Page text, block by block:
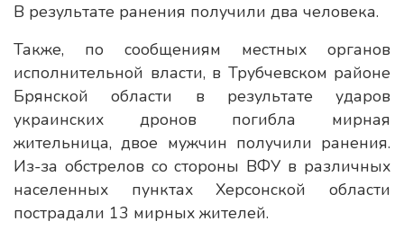
В результате ранения получили два человека.
Также, по сообщениям местных органов
исполнительной власти, в Трубчевском районе
Брянской области в результате ударов
украинских дронов погибла мирная
жительница, двое мужчин получили ранения.
Из-за обстрелов со стороны ВФУ в различных
населенных пунктах Херсонской области
пострадали 13 мирных жителей.